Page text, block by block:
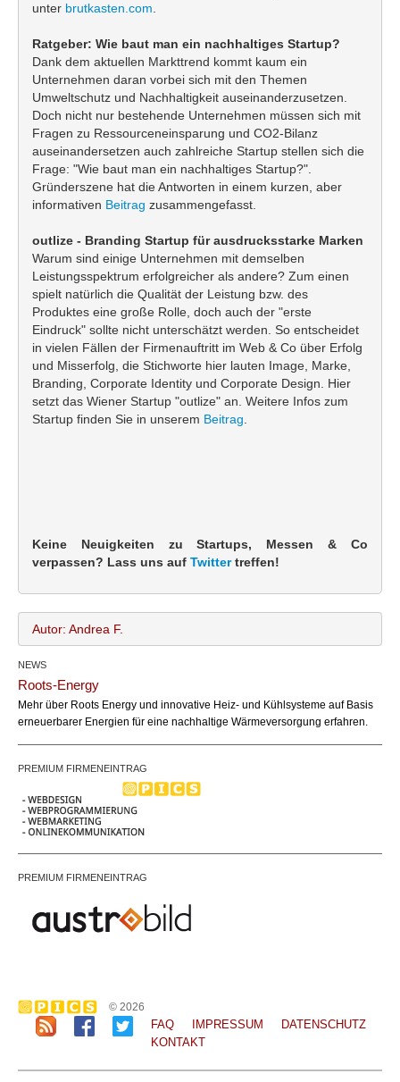
unter brutkasten.com.
Ratgeber: Wie baut man ein nachhaltiges Startup?
Dank dem aktuellen Markttrend kommt kaum ein
Unternehmen daran vorbei sich mit den Themen
Umweltschutz und Nachhaltigkeit auseinanderzusetzen.
Doch nicht nur bestehende Unternehmen müssen sich mit
Fragen zu Ressourceneinsparung und CO2-Bilanz
auseinandersetzen auch zahlreiche Startup stellen sich die
Frage: "Wie baut man ein nachhaltiges Startup?".
Gründerszene hat die Antworten in einem kurzen, aber
informativen Beitrag zusammengefasst.
outlize - Branding Startup für ausdrucksstarke Marken
Warum sind einige Unternehmen mit demselben
Leistungsspektrum erfolgreicher als andere? Zum einen
spielt natürlich die Qualität der Leistung bzw. des
Produktes eine große Rolle, doch auch der "erste
Eindruck" sollte nicht unterschätzt werden. So entscheidet
in vielen Fällen der Firmenauftritt im Web & Co über Erfolg
und Misserfolg, die Stichworte hier lauten Image, Marke,
Branding, Corporate Identity und Corporate Design. Hier
setzt das Wiener Startup "outlize" an. Weitere Infos zum
Startup finden Sie in unserem Beitrag.
Keine Neuigkeiten zu Startups, Messen & Co
verpassen? Lass uns auf Twitter treffen!
Autor: Andrea F.
NEWS
Roots-Energy
Mehr über Roots Energy und innovative Heiz- und Kühlsysteme auf Basis
erneuerbarer Energien für eine nachhaltige Wärmeversorgung erfahren.
PREMIUM FIRMENEINTRAG
PREMIUM FIRMENEINTRAG
© 2026
FAQ IMPRESSUM
DATENSCHUTZ
KONTAKT